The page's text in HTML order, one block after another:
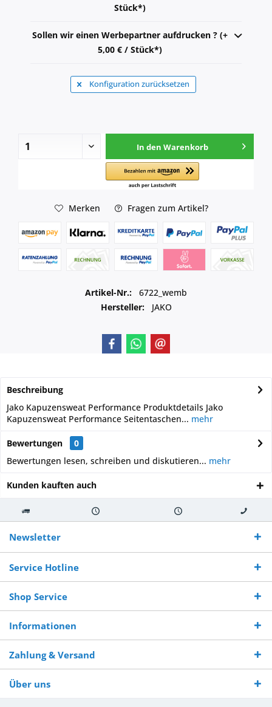
Stück*)
Sollen wir einen Werbepartner aufdrucken ? (+
5,00 € / Stück*)
Konfiguration zurücksetzen
In den Warenkorb
Merken Fragen zum Artikel?
Artikel-Nr.:
6722_wemb
Hersteller:
JAKO
Beschreibung
Jako Kapuzensweat Performance Produktdetails Jako
Kapuzensweat Performance Seitentaschen... mehr
Bewertungen
0
Bewertungen lesen, schreiben und diskutieren... mehr
Kunden kauften auch
Kostenloser
Versand ab €
250,-
Versand innerhalb von Versand von So erreichen
Sie uns 0160
970 511 90
Newsletter
Service Hotline
Shop Service
Informationen
Zahlung & Versand
Über uns